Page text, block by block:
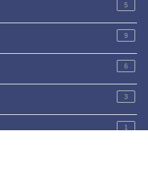
5
9
6
3
1